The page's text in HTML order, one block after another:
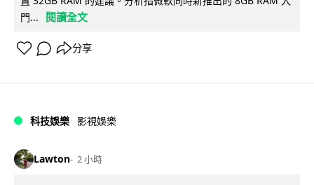
門...
閱讀全文
分享
科技娛樂 影視娛樂
Lawton 2 小時